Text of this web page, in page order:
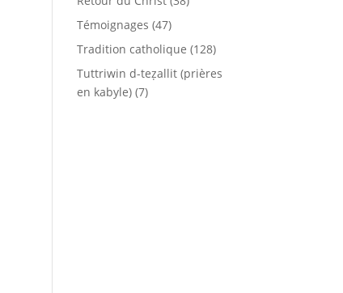
Témoignages (47)
Tradition catholique (128)
Tuttriwin d-teẓallit (prières
en kabyle) (7)